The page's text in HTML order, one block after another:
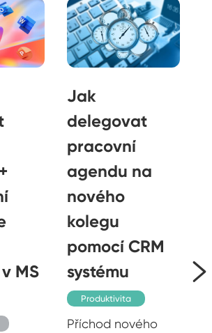
MS
Jak
delegovat
pracovní
agendu na
nového
kolegu
pomocí CRM
systému
Produktivita
Příchod nového